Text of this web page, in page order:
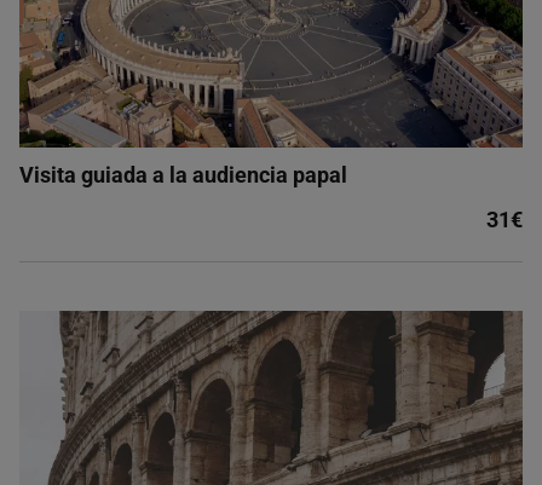
Visita guiada a la audiencia papal
31€